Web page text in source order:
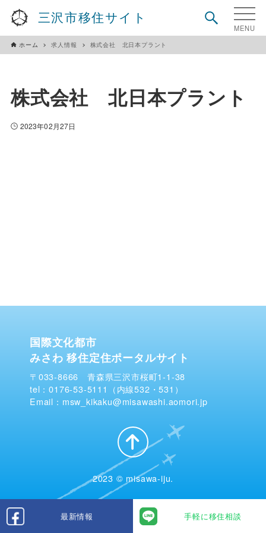
三沢市移住サイト
最新情報 手軽に移住相談
ホーム 求人情報 株式会社 北日本プラント
株式会社 北日本プラント
2023年02月27日
国際文化都市
みさわ 移住定住ポータルサイト
〒033-8666 青森県三沢市桜町1-1-38
tel：0176-53-5111（内線532・531）
Email：msw_kikaku@misawashi.aomori.jp
2023 © misawa-iju.